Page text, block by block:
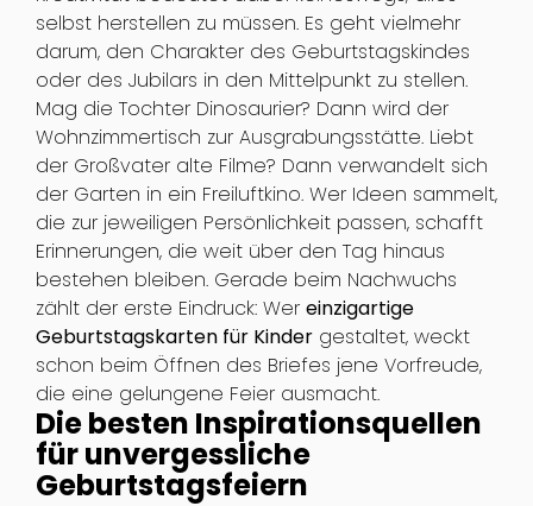
selbst herstellen zu müssen. Es geht vielmehr
darum, den Charakter des Geburtstagskindes
oder des Jubilars in den Mittelpunkt zu stellen.
Mag die Tochter Dinosaurier? Dann wird der
Wohnzimmertisch zur Ausgrabungsstätte. Liebt
der Großvater alte Filme? Dann verwandelt sich
der Garten in ein Freiluftkino. Wer Ideen sammelt,
die zur jeweiligen Persönlichkeit passen, schafft
Erinnerungen, die weit über den Tag hinaus
bestehen bleiben. Gerade beim Nachwuchs
zählt der erste Eindruck: Wer einzigartige
Geburtstagskarten für Kindergestaltet, weckt
schon beim Öffnen des Briefes jene Vorfreude,
die eine gelungene Feier ausmacht.
Die besten Inspirationsquellen
für unvergessliche
Geburtstagsfeiern